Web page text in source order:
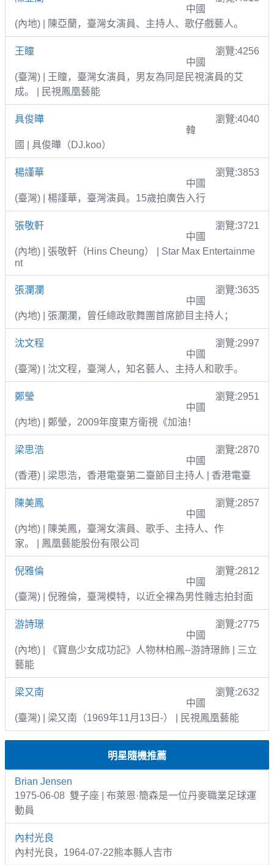
中國
(內地) | 陳亞蘭，臺灣女演員、主持人、歌仔戲藝人。
王瞳
瀏覽:4256
中國
(臺灣) | 王瞳，臺灣女演員，男友為同是民視演員的艾
成。 | 民視鳳凰藝能
具俊曄
瀏覽:4040
韓
國 | 具俊曄（DJ.koo）
楊謹華
瀏覽:3853
中國
(臺灣) | 楊謹華，臺灣演員。15歲拍廣告入行
張敬軒
瀏覽:3721
中國
(內地) | 張敬軒（Hins Cheung） | Star Max Entertainme
nt
張瀾瀾
瀏覽:3635
中國
(內地) | 張瀾瀾，曾任總政歌舞團首席節目主持人；
沈文程
瀏覽:2997
中國
(臺灣) | 沈文程，臺灣人，知名藝人、主持人和歌手。
鄭瑩
瀏覽:2951
中國
(內地) | 鄭瑩，2009年度東方衛視《加油！
梁思浩
瀏覽:2870
中國
(香港) | 梁思浩，香港電臺第二臺節目主持人 | 香港電臺
陳美鳳
瀏覽:2857
中國
(內地) | 陳美鳳，臺灣女演員、歌手、主持人、作
家。 | 鳳凰藝能股份有限公司
倪雅倫
瀏覽:2812
中國
(臺灣) | 倪雅倫，臺灣模特，以近全裸為男性雜志拍封面
游詩璟
瀏覽:2775
中國
(內地) | 《寶島少女成功記》人物林柏鳳--游詩璟飾 | 三立
藝能
梁又南
瀏覽:2632
中國
(臺灣) | 梁又南（1969年11月13日-） | 民視鳳凰藝能
明星隨機推薦
Brian Jensen
1975-06-08 雙子座 | 布萊恩·簡森是一位丹麥職業足球運
動員
內村光良
內村光良，1964-07-22熊本縣人吉市